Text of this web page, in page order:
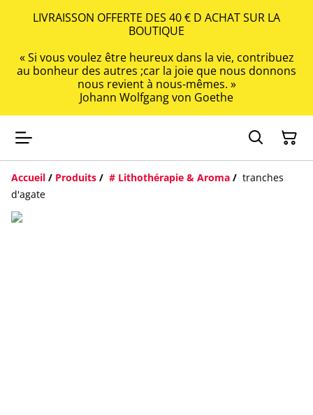
LIVRAISSON OFFERTE DES 40 € D ACHAT SUR LA
BOUTIQUE
« Si vous voulez être heureux dans la vie, contribuez
au bonheur des autres ;car la joie que nous donnons
nous revient à nous-mêmes. »
Johann Wolfgang von Goethe
Accueil / Produits / # Lithothérapie & Aroma / tranches
d'agate